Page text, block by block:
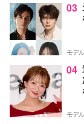
03
モデ
04
モデ